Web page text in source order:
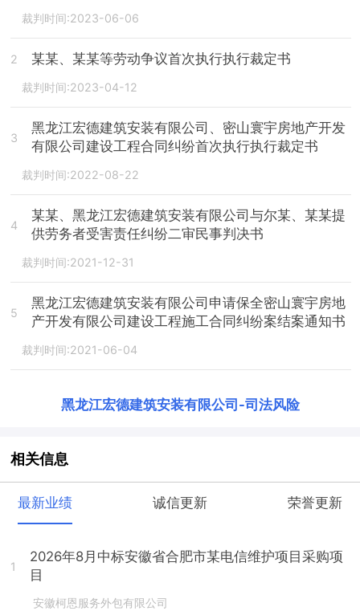
裁判时间:2023-06-06
2 某某、某某等劳动争议首次执行执行裁定书
裁判时间:2023-04-12
3
黑龙江宏德建筑安装有限公司、密山寰宇房地产开发
有限公司建设工程合同纠纷首次执行执行裁定书
裁判时间:2022-08-22
4
某某、黑龙江宏德建筑安装有限公司与尔某、某某提
供劳务者受害责任纠纷二审民事判决书
裁判时间:2021-12-31
5
黑龙江宏德建筑安装有限公司申请保全密山寰宇房地
产开发有限公司建设工程施工合同纠纷案结案通知书
裁判时间:2021-06-04
黑龙江宏德建筑安装有限公司 -司法风险
相关信息
最新业绩 诚信更新 荣誉更新
1
2026年8月中标安徽省合肥市某电信维护项目采购项
目
安徽柯恩服务外包有限公司